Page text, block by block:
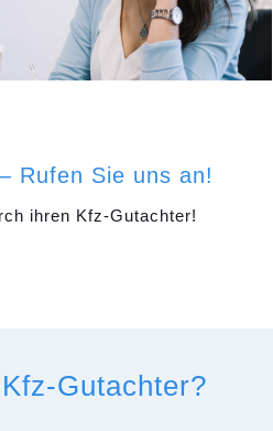
Rufen Sie uns an!
ihren Kfz-Gutachter!
Gutachter?